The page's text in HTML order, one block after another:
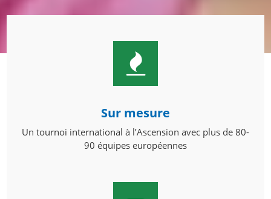
Sur mesure
Un tournoi international à l’Ascension avec plus de 80-
90 équipes européennes